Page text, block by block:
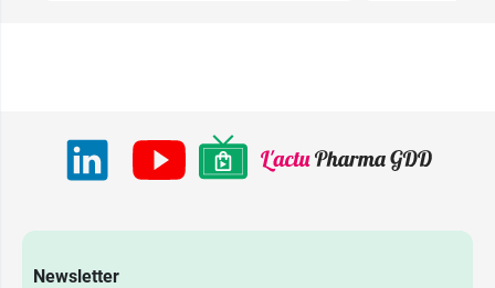
Newsletter